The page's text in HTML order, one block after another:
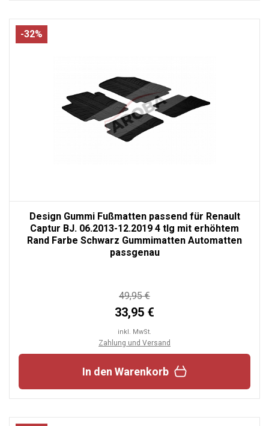
-32%
Design Gummi Fußmatten passend für Renault
Captur BJ. 06.2013-12.2019 4 tlg mit erhöhtem
Rand Farbe Schwarz Gummimatten Automatten
passgenau
49,95 €
33,95 €
inkl. MwSt.
Zahlung und Versand
In den Warenkorb